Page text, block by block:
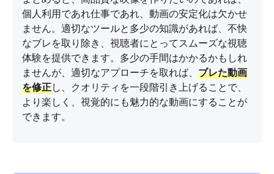
個人利用であれ仕事であれ、動画の安定化は欠かせ
ません。適切なツールと多少の知識があれば、不快
なブレを取り除き、視聴者にとってスムーズな視聴
体験を提供できます。多少の手間はかかるかもしれ
ませんが、適切なアプローチを取れば、 ブレた動画
を修正し、クオリティを一段階引き上げることで、
より楽しく、視覚的にも魅力的な動画にすることが
できます。